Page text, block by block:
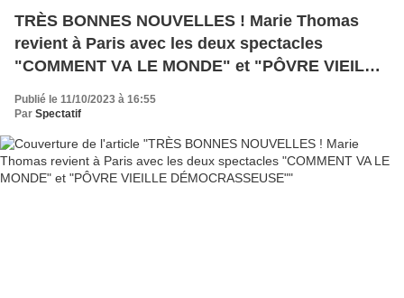
TRÈS BONNES NOUVELLES ! Marie Thomas
revient à Paris avec les deux spectacles
"COMMENT VA LE MONDE" et "PÔVRE VIEILLE
Publié le 11/10/2023 à 16:55
Par Spectatif